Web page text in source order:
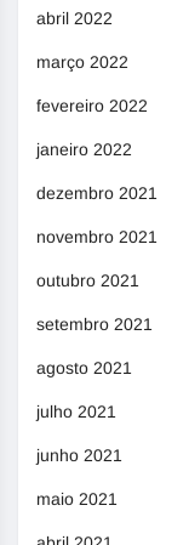
abril 2022
março 2022
fevereiro 2022
janeiro 2022
dezembro 2021
novembro 2021
outubro 2021
setembro 2021
agosto 2021
julho 2021
junho 2021
maio 2021